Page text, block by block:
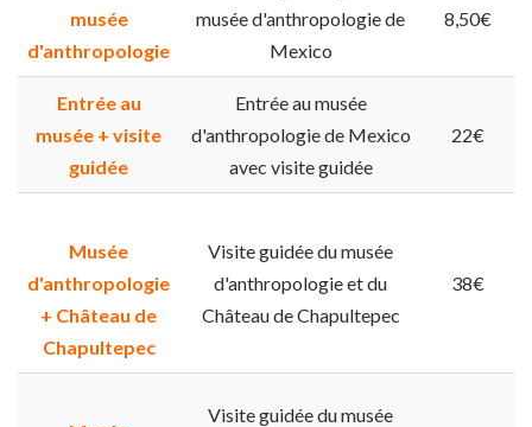
musée
d'anthropologie
musée d'anthropologie de
Mexico
8,50€
Entrée au
musée + visite
guidée
Entrée au musée
d'anthropologie de Mexico
avec visite guidée
22€
Musée
d'anthropologie
+ Château de
Chapultepec
Visite guidée du musée
d'anthropologie et du
Château de Chapultepec
38€
Visite guidée du musée